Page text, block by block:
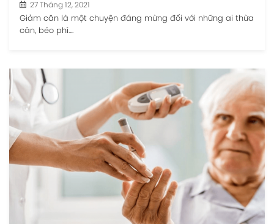
27 Tháng 12, 2021
Giảm cân là một chuyện đáng mừng đối với những ai thừa
cân, béo phì....